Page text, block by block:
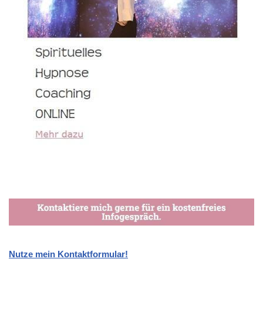
Nutze mein Kontaktformular!